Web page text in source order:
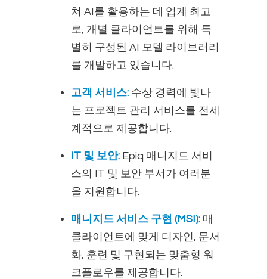
쳐 AI를 활용하는 데 업계 최고
로, 개별 클라이언트를 위해 특
별히 구성된 AI 모델 라이브러리
를 개발하고 있습니다.
고객 서비스: 수상 경력에 빛나
는 프로젝트 관리 서비스를 전세
계적으로 제공합니다.
IT 및 보안: Epiq 매니지드 서비
스의 IT 및 보안 부서가 여러분
을 지원합니다.
매니지드 서비스 구현 (MSI): 매
클라이언트에 맞게 디자인, 문서
화, 훈련 및 구현되는 맞춤형 워
크플로우를 제공합니다.